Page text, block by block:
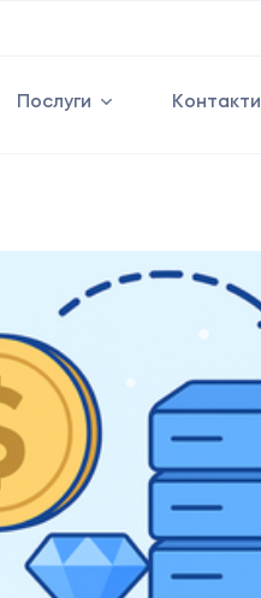
Послуги Контакти